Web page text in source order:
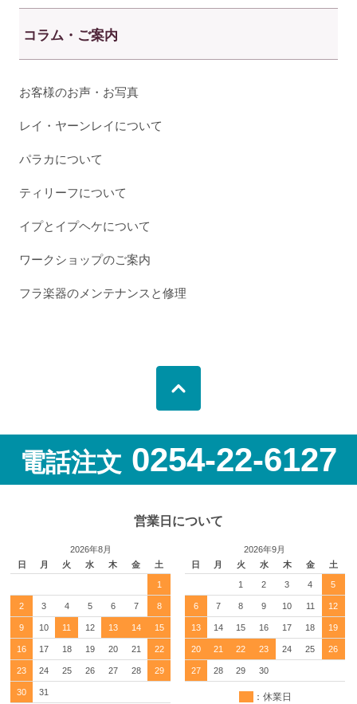
コラム・ご案内
お客様のお声・お写真
レイ・ヤーンレイについて
パラカについて
ティリーフについて
イプとイプヘケについて
ワークショップのご案内
フラ楽器のメンテナンスと修理
電話注文 0254-22-6127
営業日について
2026年8月
日
月 火 水 木 金 土
1
2 3 4 5 6 7 8
9 10 11 12 13 14 15
16 17 18 19 20 21 22
23 24 25 26 27 28 29
30 31
2026年9月
日
月 火 水 木 金 土
1 2 3 4 5
6 7 8 9 10 11 12
13 14 15 16 17 18 19
20 21 22 23 24 25 26
27 28 29 30
：休業日